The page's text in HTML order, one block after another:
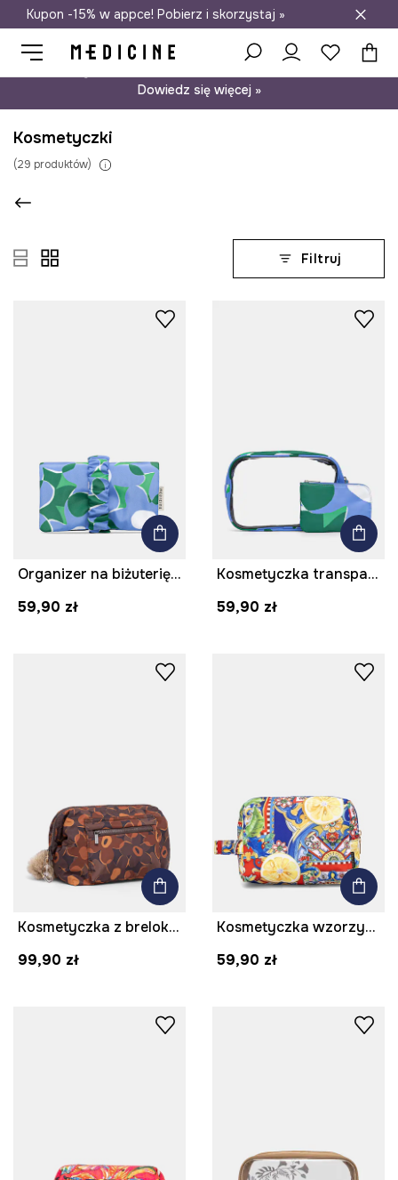
Darmowa dostawa do salonów
Kupon -15% w appce! Pobierz i skorzystaj »
Dowiedz się więcej »
Kosmetyczki
(29 produktów)
Filtruj
Organizer na biżuterię z materiału tekstylnego
59,90 zł
Kosmetyczka transparentna
59,90 zł
Kosmetyczka z brelokiem w kwiaty
99,90 zł
Kosmetyczka wzorzysta
59,90 zł